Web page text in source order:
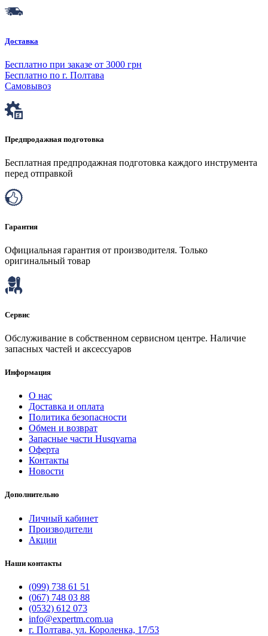
Доставка
Бесплатно при заказе от 3000 грн
Бесплатно по г. Полтава
Самовывоз
Предпродажная подготовка
Бесплатная предпродажная подготовка каждого инструмента
перед отправкой
Гарантия
Официальная гарантия от производителя. Только
оригинальный товар
Сервис
Обслуживание в собственном сервисном центре. Наличие
запасных частей и аксессуаров
Информация
О нас
Доставка и оплата
Политика безопасности
Обмен и возврат
Запасные части Husqvarna
Оферта
Контакты
Новости
Дополнительно
Личный кабинет
Производители
Акции
Наши контакты
(099) 738 61 51
(067) 748 03 88
(0532) 612 073
info@expertm.com.ua
г. Полтава, ул. Короленка, 17/53